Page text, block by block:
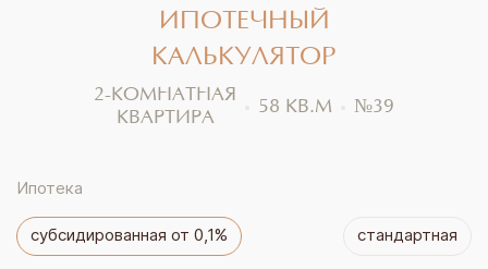
ИПОТЕЧНЫЙ
КАЛЬКУЛЯТОР
2-КОМНАТНАЯ
КВАРТИРА
58 КВ.М №39
Ипотека
субсидированная от 0,1% стандартная